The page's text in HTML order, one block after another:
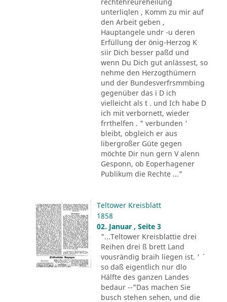
unterliqlen , Komm zu mir auf
den Arbeit geben ,
Hauptangele undr -u deren
Erfüllung der önig-Herzog K
siir Dich besser paßd und
wenn Du Dich gut anlässest, so
nehme den Herzogthümern
und der Bundesverfrsmmbing
gegenüber das i D ich
vielleicht als t . und Ich habe D
ich mit verbornett, wieder
frrthelfen . " verbunden '
bleibt, obgleich er aus
libergroßer Güte gegen
möchte Dir nun gern V alenn
Gesponn, ob Eoperhagener
Publikum die Rechte ..."
Teltower Kreisblatt
1858
02. Januar , Seite 3
"...Teltower Kreisblattie drei
Reihen drei ß brett Land
vousrändig braih liegen ist. ' ´
so daß eigentlich nur dlo
Hälfte des ganzen Landes
bedaur --"Das machen Sie
busch stehen sehen, und die